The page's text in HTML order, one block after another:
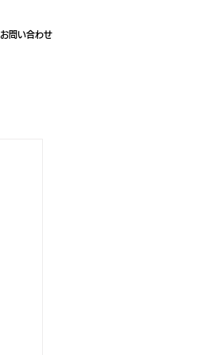
お問い合わせ